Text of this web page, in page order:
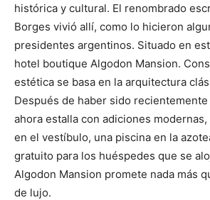
histórica y cultural. El renombrado
Borges vivió allí, como lo hicieron
presidentes argentinos. Situado en
hotel boutique Algodon Mansion.
estética se basa en la arquitectura
Después de haber sido
ahora estalla con adiciones modernas,
en el vestíbulo, una piscina en la
gratuito para los huéspedes que se
Algodon Mansion promete nada más
de lujo.